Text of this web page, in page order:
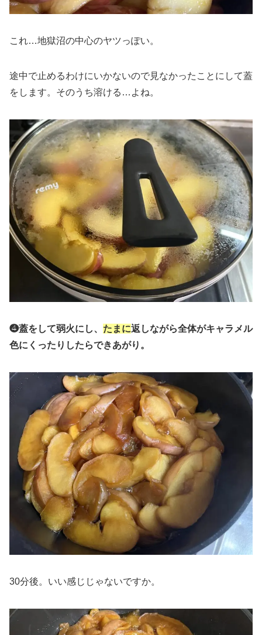
これ…地獄沼の中心のヤツっぽい。
途中で止めるわけにいかないので見なかったことにして蓋
をします。そのうち溶ける…よね。
❹蓋をして弱火にし、 たまに返しながら全体がキャラメル
色にくったりしたらできあがり。
30分後。いい感じじゃないですか。